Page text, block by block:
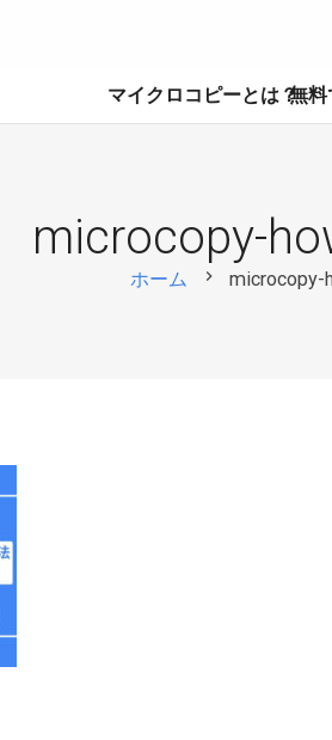
マイクロコピーとは？無料
microcopy-
ホーム chevron_right microcopy-